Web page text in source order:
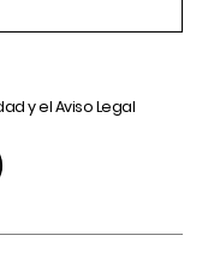
y elAviso Legal